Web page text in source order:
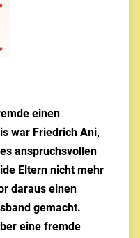
einen
war Friedrich Ani,
anspruchsvollen
Eltern nicht mehr
daraus einen
gemacht.
eine fremde